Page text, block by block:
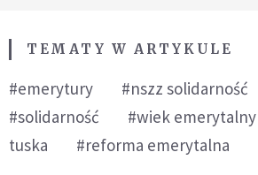
TEMATY W ARTYKULE
#emerytury
#nszz solidarność
#solidarność
#wiek emerytalny
tuska
#reforma emerytalna